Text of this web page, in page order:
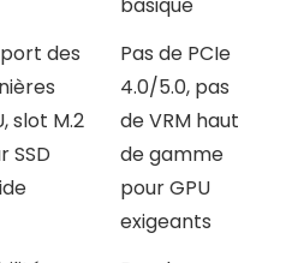
basique
des
slot M.2
SSD
Pas de PCIe
4.0/5.0, pas
de VRM haut
de gamme
pour GPU
exigeants